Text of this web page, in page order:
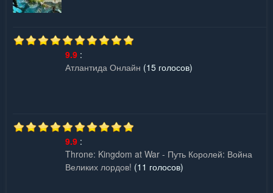
9.9 :
Атлантида Онлайн (15 голосов)
9.9 :
Throne: Kingdom at War - Путь Королей: Война
Великих лордов! (11 голосов)